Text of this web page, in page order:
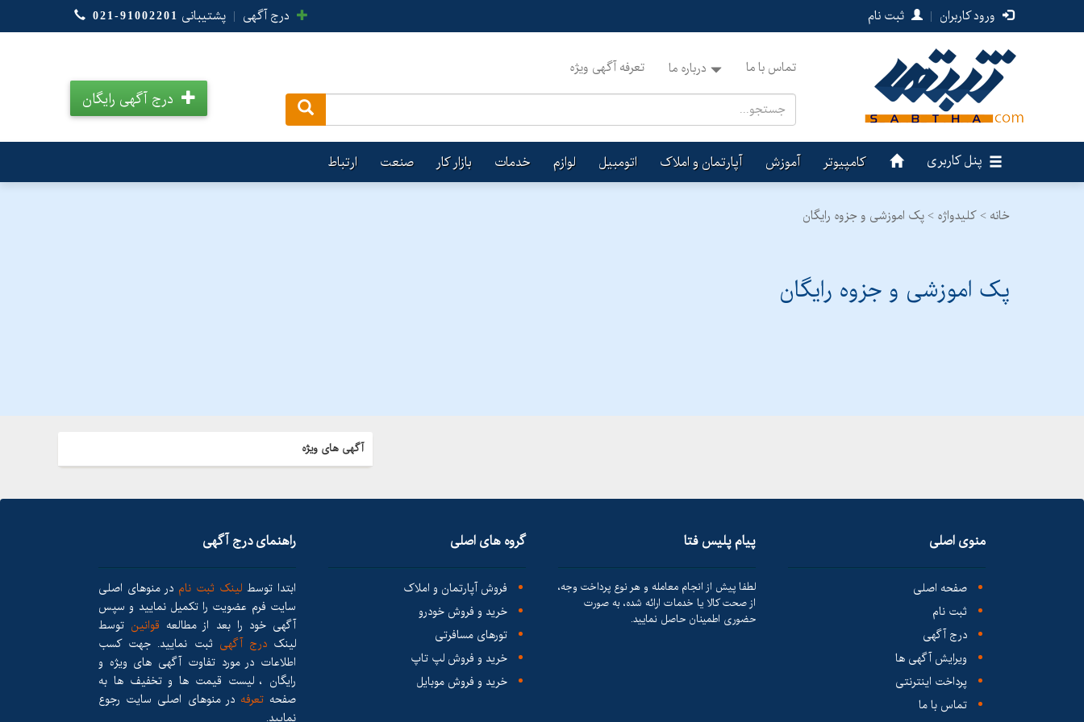
ورود کاربران | ثبت نام درج آگهی | پشتیبانی 021-91002201
تماس با ما درباره ما تعرفه آگهی ویژه
درج آگهی رایگان
پنل کاربری کامپیوتر آموزش آپارتمان و املاک اتومبیل لوازم خدمات بازار کار صنعت ارتباط
خانه > کلیدواژه > پک اموزشی و جزوه رایگان
پک اموزشی و جزوه رایگان
آگهی های ویژه
منوی اصلی
صفحه اصلی
ثبت نام
درج آگهی
ویرایش آگهی ها
پرداخت اینترنتی
تماس با ما
پیام پلیس فتا
لطفا پیش از انجام معامله و هر نوع پرداخت وجه،
از صحت کالا یا خدمات ارائه شده، به صورت
حضوری اطمینان حاصل نمایید.
گروه های اصلی
فروش آپارتمان و املاک
خرید و فروش خودرو
تورهای مسافرتی
خرید و فروش لپ تاپ
خرید و فروش موبایل
راهنمای درج آگهی
ابتدا توسط لینک ثبت نام در منوهای اصلی
سایت فرم عضویت را تکمیل نمایید و سپس
آگهی خود را بعد از مطالعه قوانین توسط
لینکدرج آگهی ثبت نمایید. جهت کسب
اطلاعات در مورد تفاوت آگهی های ویژه و
رایگان ، لیست قیمت ها و تخفیف ها به
صفحه تعرفهدر منوهای اصلی سایت رجوع
نمایید.